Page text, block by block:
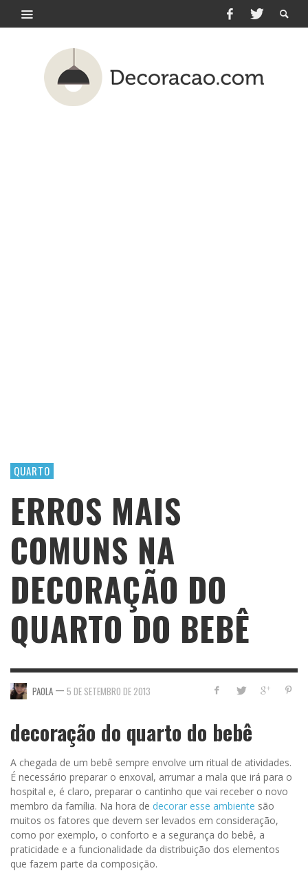
QUARTO
ERROS MAIS
COMUNS NA
DECORAÇÃO DO
QUARTO DO BEBÊ
PAOLA — 5 DE SETEMBRO DE 2013
decoração do quarto do bebê
A chegada de um bebê sempre envolve um ritual de atividades.
É necessário preparar o enxoval, arrumar a mala que irá para o
hospital e, é claro, preparar o cantinho que vai receber o novo
membro da família. Na hora de decorar esse ambiente são
muitos os fatores que devem ser levados em consideração,
como por exemplo, o conforto e a segurança do bebê, a
praticidade e a funcionalidade da distribuição dos elementos
que fazem parte da composição.